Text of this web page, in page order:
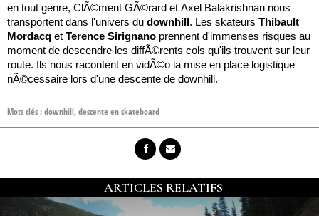
en tout genre, ClÃ©ment GÃ©rard et Axel Balakrishnan nous
transportent dans l'univers du downhill. Les skateurs Thibault
Mordacq et Terence Sirignano prennent d'immenses risques au
moment de descendre les diffÃ©rents cols qu'ils trouvent sur leur
route. Ils nous racontent en vidÃ©o la mise en place logistique
nÃ©cessaire lors d'une descente de downhill.
Mots clés :downhill,descente en skateboard
ARTICLES RELATIFS